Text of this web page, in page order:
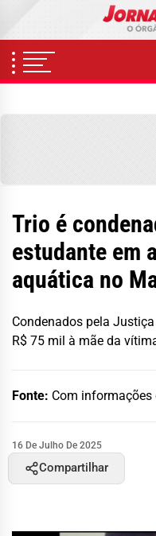
content
Trio é
estudante em
aquática no
Condenados pela
R$ 75 mil à mãe da
Fonte: Com informações
16 De Julho De 2025
Compartilhar